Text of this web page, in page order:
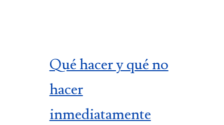
Qué hacer y qué no
hacer
inmediatamente